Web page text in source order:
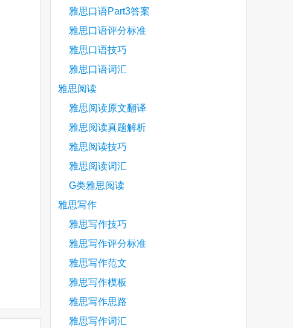
雅思口语Part3答案
雅思口语评分标准
雅思口语技巧
雅思口语词汇
雅思阅读
雅思阅读原文翻译
雅思阅读真题解析
雅思阅读技巧
雅思阅读词汇
G类雅思阅读
雅思写作
雅思写作技巧
雅思写作评分标准
雅思写作范文
雅思写作模板
雅思写作思路
雅思写作词汇